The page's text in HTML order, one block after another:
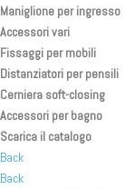
Maniglione per ingresso
Accessori vari
Fissaggi per mobili
Distanziatori per pensili
Cerniera soft-closing
Accessori per bagno
Scarica il catalogo
Back
Back